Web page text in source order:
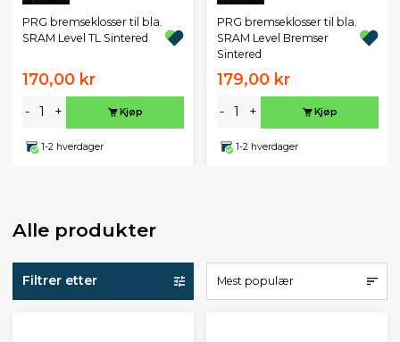
PRG bremseklosser til bla.
SRAM Level TL Sintered
170,00 kr
- + Kjøp
1-2 hverdager
PRG bremseklosser til bla.
SRAM Level Bremser
Sintered
179,00 kr
- + Kjøp
1-2 hverdager
Alle produkter
Filtrer etter Mest populær